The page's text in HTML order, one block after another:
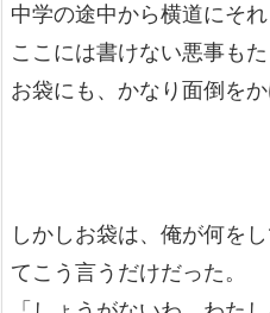
中学の途中から横道にそれ
ここには書けない悪事もた
お袋にも、かなり面倒をか
しかしお袋は、俺が何を
てこう言うだけだった。